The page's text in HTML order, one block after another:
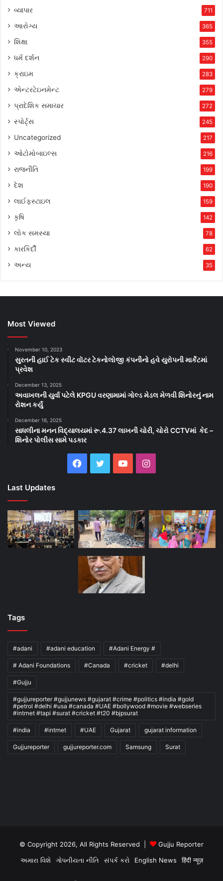
વ્યાપાર 711
આરોગ્ય 365
શિક્ષા 355
ધર્મ દર્શન 290
ક્રાઇમ 283
એન્ટરટેઇનમેન્ટ 279
પ્રાદેશિક સમાચાર 272
સ્પોર્ટ્સ 245
Uncategorized 217
ઓટોમોબાઇલ્સ 216
રાજનીતિ 199
દેશ 190
લાઈફસ્ટાઇલ 159
કૃષિ 142
લોક સમસ્યા 78
કારકિર્દી 62
અન્ય 35
Most Viewed
November 10, 2023
સુરતની હાઈ ટેક સ્વીટ વૉટર ટેકનોલોજી કંપનીનો હવે યુરોપની માર્કેટમાં
પ્રવેશ
December 13, 2025
અવાખલની યુર્વા પટેલે KPGU વરણામામાં ગોલ્ડ મેડલ મેળવી શિનોરનું નામ
રોશન કર્યું
December 16, 2025
સાધલીના મનન વિદ્યાલયમાં રૂ.4.37 લાખની ચોરી, ચોરો CCTVમાં કેદ –
શિનોર પોલીસ સામે પડકાર
Facebook
Twitter YouTubeInstagram
Last Updates
Tags
#adani #adani education #Adani Energy #
# Adani Foundations #Canada #cricket #delhi
#Gujju
#gujjureporter #gujjunews #gujarat #crime #politics #india #gold
#petrol #delhi #usa #canada #UAE #bollywood #movie #webseries
#intrnet #tapi #surat #cricket #t20 #bjpsurat
#india #intrnet #UAE Gujarat gujarat information
Gujjureporter gujjureporter.com Samsung Surat
© Copyright 2026, All Rights Reserved |
Gujju Reporter
અમારા વિશે
ગોપનીયતા નીતિ સંપર્ક કરો English News हिंदी न्यूज़